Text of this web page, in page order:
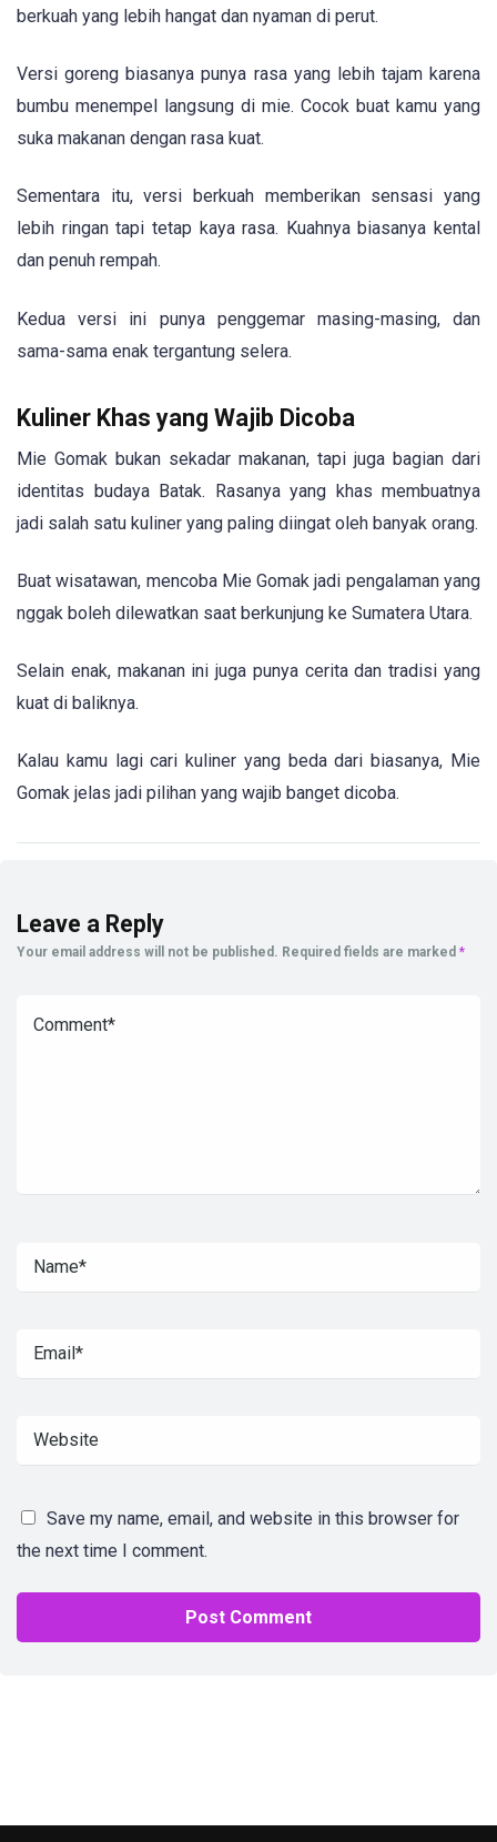
berkuah yang lebih hangat dan nyaman di perut.
Versi goreng biasanya punya rasa yang lebih tajam karena
bumbu menempel langsung di mie. Cocok buat kamu yang
suka makanan dengan rasa kuat.
Sementara itu, versi berkuah memberikan sensasi yang
lebih ringan tapi tetap kaya rasa. Kuahnya biasanya kental
dan penuh rempah.
Kedua versi ini punya penggemar masing-masing, dan
sama-sama enak tergantung selera.
Kuliner Khas yang Wajib Dicoba
Mie Gomak bukan sekadar makanan, tapi juga bagian dari
identitas budaya Batak. Rasanya yang khas membuatnya
jadi salah satu kuliner yang paling diingat oleh banyak orang.
Buat wisatawan, mencoba Mie Gomak jadi pengalaman yang
nggak boleh dilewatkan saat berkunjung ke Sumatera Utara.
Selain enak, makanan ini juga punya cerita dan tradisi yang
kuat di baliknya.
Kalau kamu lagi cari kuliner yang beda dari biasanya, Mie
Gomak jelas jadi pilihan yang wajib banget dicoba.
Leave a Reply
Your email address will not be published. Required fields are marked *
Save my name, email, and website in this browser for
the next time I comment.